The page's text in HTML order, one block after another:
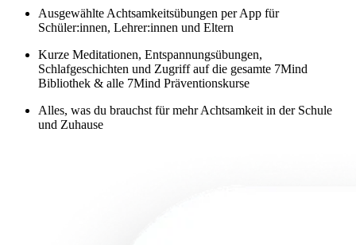
Ausgewählte Achtsamkeitsübungen per App für
Schüler:innen, Lehrer:innen und Eltern
Kurze Meditationen, Entspannungsübungen,
Schlafgeschichten und Zugriff auf die gesamte 7Mind
Bibliothek & alle 7Mind Präventionskurse
Alles, was du brauchst für mehr Achtsamkeit in der Schule
und Zuhause